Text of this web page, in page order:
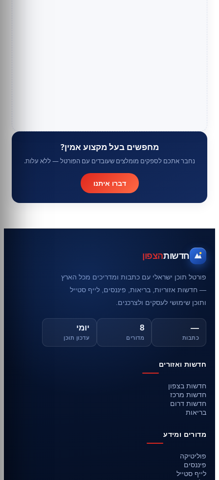
מחפשים בעל מקצוע אמין?
נחבר אתכם לספקים מומלצים שעובדים עם הפורטל — ללא עלות.
דברו איתנו
חדשותהצפון
פורטל תוכן ישראלי עם כתבות ומדריכים מכל הארץ
— חדשות אזוריות, בריאות, פיננסים, לייף סטייל
ותוכן שימושי לעסקים ולצרכנים.
—
כתבות
8
מדורים
יומי
עדכון תוכן
חדשות ואזורים
חדשות בצפון
חדשות מרכז
חדשות דרום
בריאות
מדורים ומידע
פוליטיקה
פיננסים
לייף סטייל